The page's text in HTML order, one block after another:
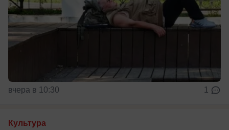
вчера в 10:30 1
Культура